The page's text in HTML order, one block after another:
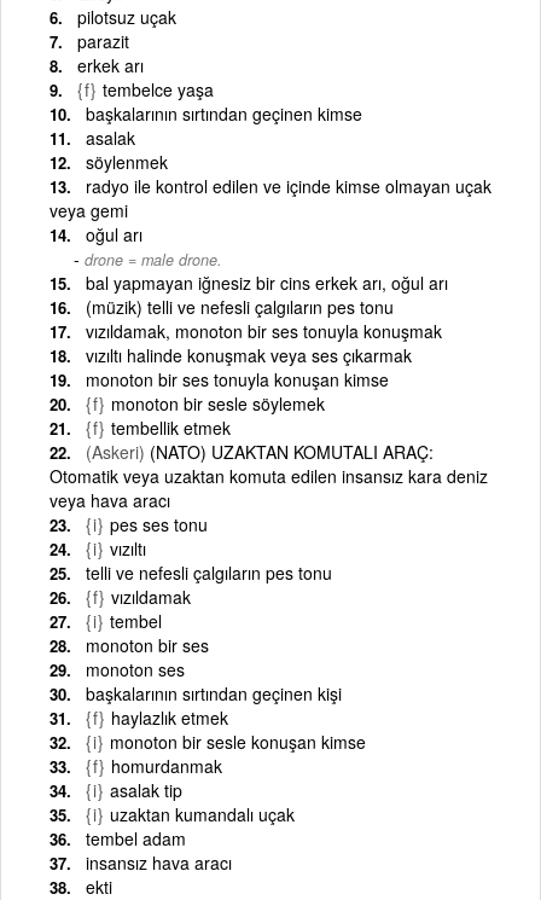
pilotsuz uçak
parazit
erkek arı
{f} tembelce yaşa
başkalarının sırtından geçinen kimse
asalak
söylenmek
radyo ile kontrol edilen ve içinde kimse olmayan uçak
veya gemi
oğul arı
drone = male drone.
bal yapmayan iğnesiz bir cins erkek arı, oğul arı
(müzik) telli ve nefesli çalgıların pes tonu
vızıldamak, monoton bir ses tonuyla konuşmak
vızıltı halinde konuşmak veya ses çıkarmak
monoton bir ses tonuyla konuşan kimse
{f} monoton bir sesle söylemek
{f} tembellik etmek
(Askeri) (NATO) UZAKTAN KOMUTALI ARAÇ:
Otomatik veya uzaktan komuta edilen insansız kara deniz
veya hava aracı
{i} pes ses tonu
{i} vızıltı
telli ve nefesli çalgıların pes tonu
{f} vızıldamak
{i} tembel
monoton bir ses
monoton ses
başkalarının sırtından geçinen kişi
{f} haylazlık etmek
{i} monoton bir sesle konuşan kimse
{f} homurdanmak
{i} asalak tip
{i} uzaktan kumandalı uçak
tembel adam
insansız hava aracı
ekti